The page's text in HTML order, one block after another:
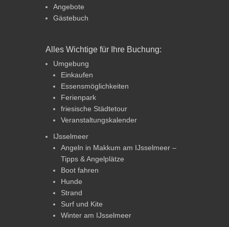
Angebote
Gästebuch
Alles Wichtige für Ihre Buchung:
Umgebung
Einkaufen
Essensmöglichkeiten
Ferienpark
friesische Städtetour
Veranstaltungskalender
IJsselmeer
Angeln in Makkum am IJsselmeer –
Tipps & Angelplätze
Boot fahren
Hunde
Strand
Surf und Kite
Winter am IJsselmeer